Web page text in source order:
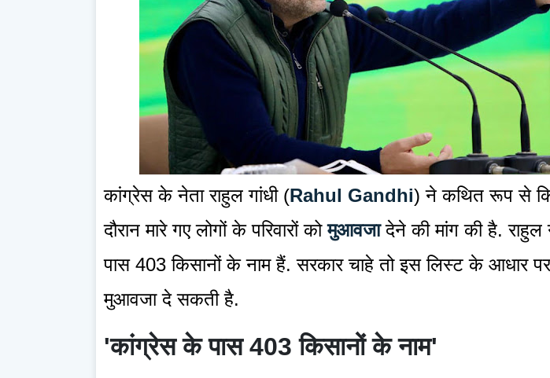
कांग्रेस के नेता राहुल गांधी (Rahul Gandhi) ने कथित रूप से
दौरान मारे गए लोगों के परिवारों कोमुआवजादेने की मांग की है.
पास 403 किसानों के नाम हैं. सरकार चाहे तो इस लिस्ट के आधार पर
मुआवजा दे सकती है.
'कांग्रेस के पास 403 किसानों के नाम'